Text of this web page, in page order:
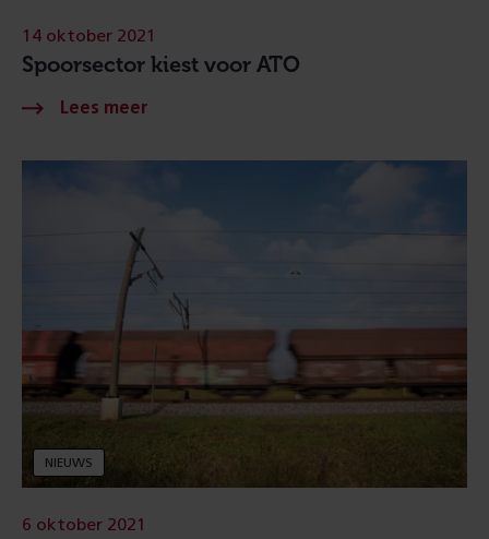
Spoorsector kiest voor ATO
14 oktober 2021
NIEUWS
6 oktober 2021